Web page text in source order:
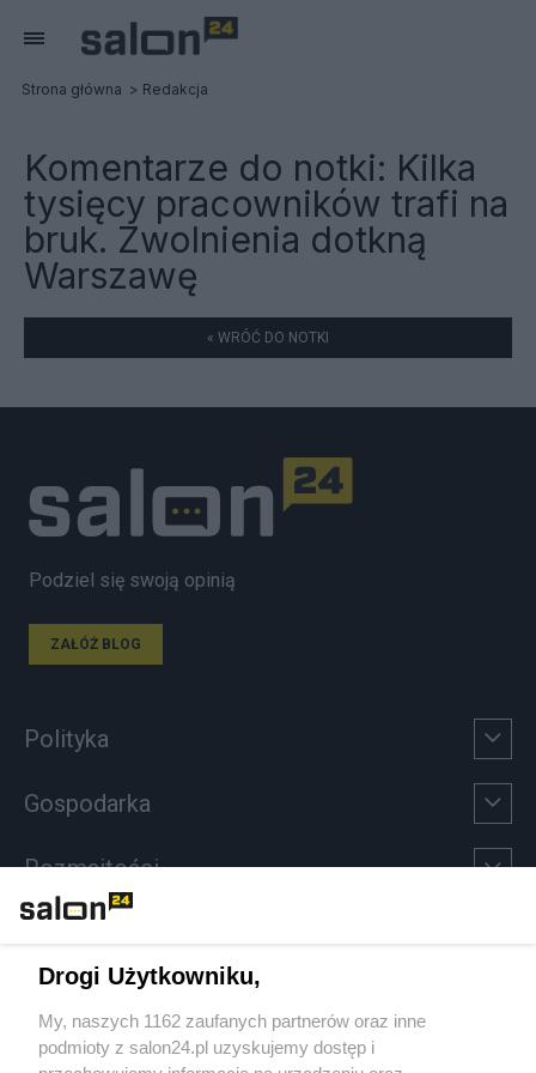
Strona główna Redakcja
Komentarze do notki: Kilka
tysięcy pracowników trafi na
bruk. Zwolnienia dotkną
Warszawę
« WRÓĆ DO NOTKI
Podziel się swoją opinią
ZAŁÓŻ BLOG
Polityka
Gospodarka
Rozmaitości
Sport
Społeczeństwo
Drogi Użytkowniku,
My, naszych 1162 zaufanych partnerów oraz inne
podmioty z salon24.pl uzyskujemy dostęp i